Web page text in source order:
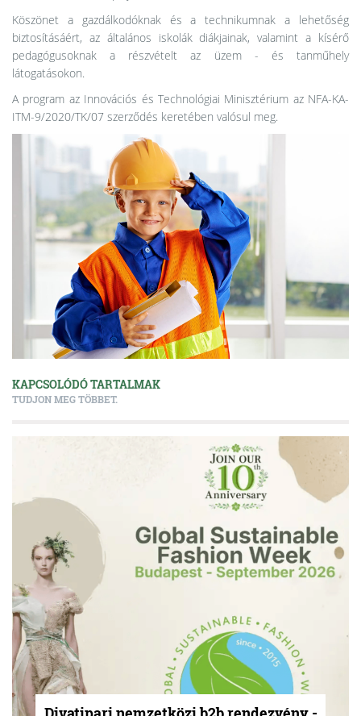
Köszönet a gazdálkodóknak és a technikumnak a lehetőség
biztosításáért, az általános iskolák diákjainak, valamint a kísérő
pedagógusoknak a részvételt az üzem - és tanműhely
látogatásokon.
A program az Innovációs és Technológiai Minisztérium az NFA-KA-
ITM-9/2020/TK/07 szerződés keretében valósul meg.
KAPCSOLÓDÓ TARTALMAK
TUDJON MEG TÖBBET.